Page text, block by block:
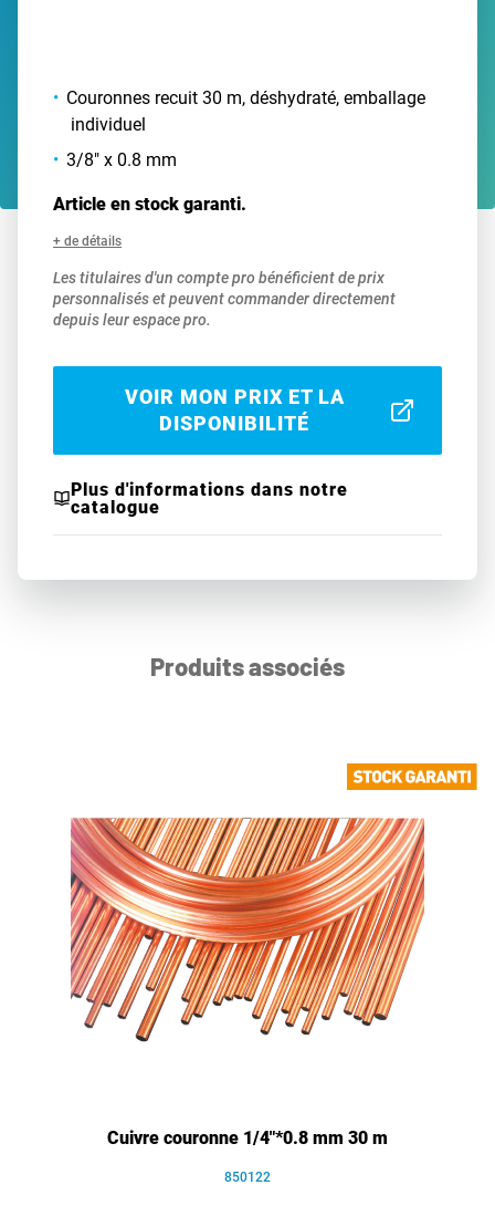
Couronnes recuit 30 m, déshydraté, emballage
individuel
3/8" x 0.8 mm
Article en stock garanti.
+ de détails
Les titulaires d'un compte pro bénéficient de prix
personnalisés et peuvent commander directement
depuis leur espace pro.
VOIR MON PRIX ET LA
DISPONIBILITÉ
Plus d'informations dans notre
catalogue
Produits associés
Cuivre couronne 1/4"*0.8 mm 30 m
850122